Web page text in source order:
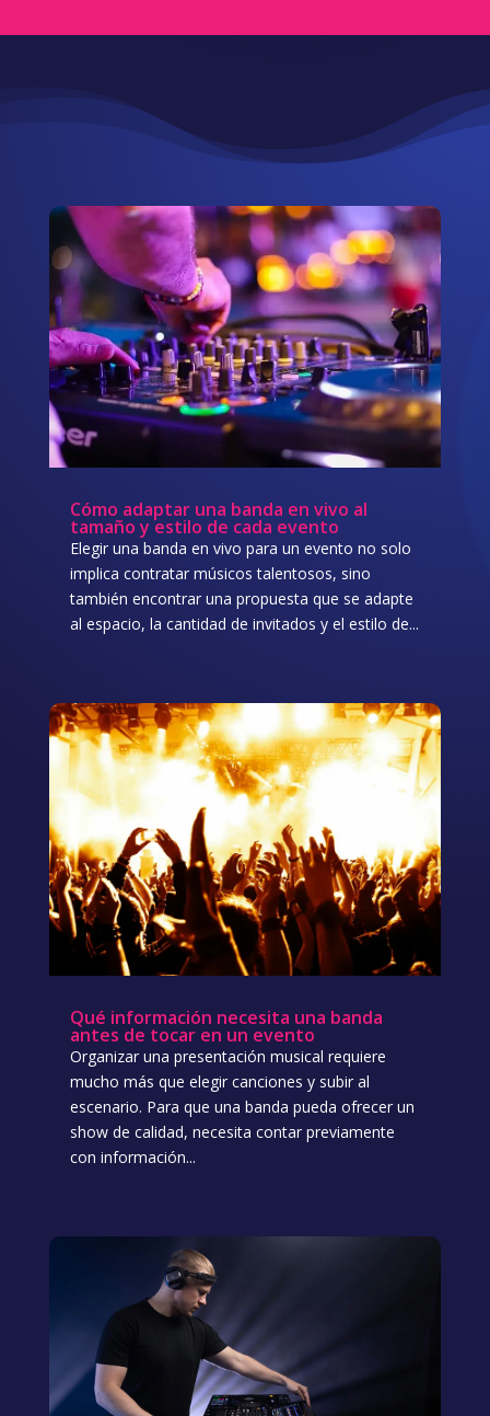
Cómo adaptar una banda en vivo al
tamaño y estilo de cada evento
Elegir una banda en vivo para un evento no solo
implica contratar músicos talentosos, sino
también encontrar una propuesta que se adapte
al espacio, la cantidad de invitados y el estilo de...
Qué información necesita una banda
antes de tocar en un evento
Organizar una presentación musical requiere
mucho más que elegir canciones y subir al
escenario. Para que una banda pueda ofrecer un
show de calidad, necesita contar previamente
con información...